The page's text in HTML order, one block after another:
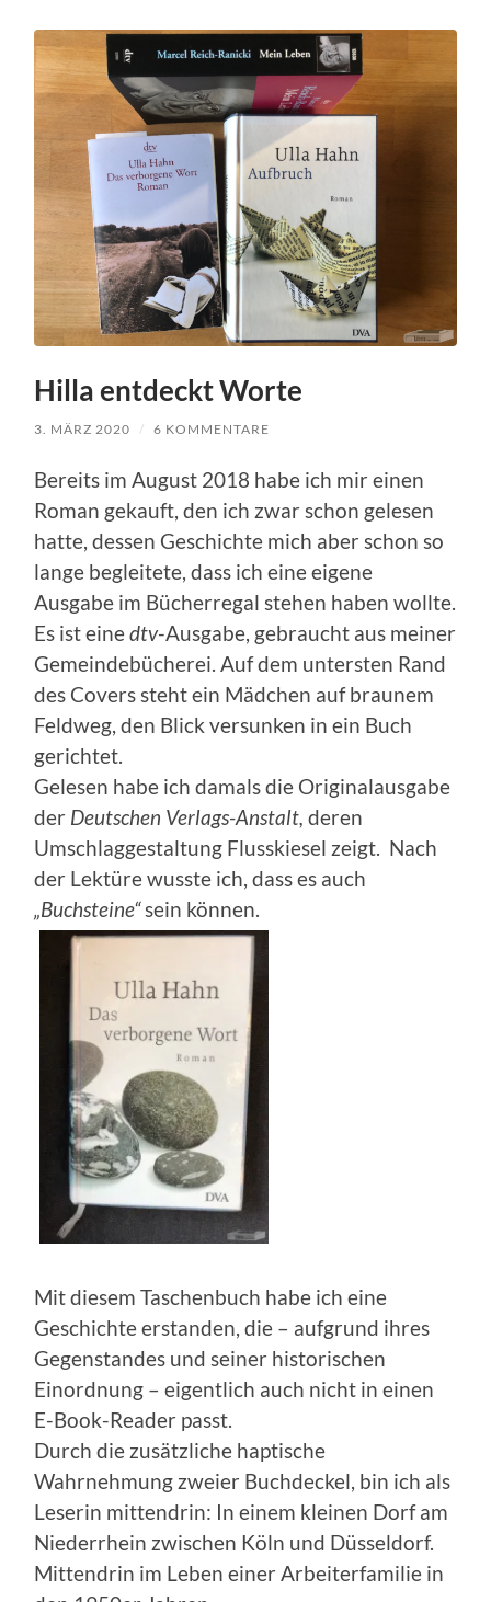
Hilla entdeckt Worte
3. MÄRZ 2020 / 6 KOMMENTARE
Bereits im August 2018 habe ich mir einen
Roman gekauft, den ich zwar schon gelesen
hatte, dessen Geschichte mich aber schon so
lange begleitete, dass ich eine eigene
Ausgabe im Bücherregal stehen haben wollte.
Es ist einedtv-Ausgabe, gebraucht aus meiner
Gemeindebücherei. Auf dem untersten Rand
des Covers steht ein Mädchen auf braunem
Feldweg, den Blick versunken in ein Buch
gerichtet.
Gelesen habe ich damals die Originalausgabe
der Deutschen Verlags-Anstalt, deren
Umschlaggestaltung Flusskiesel zeigt. Nach
der Lektüre wusste ich, dass es auch
„Buchsteine“sein können.
Mit diesem Taschenbuch habe ich eine
Geschichte erstanden, die – aufgrund ihres
Gegenstandes und seiner historischen
Einordnung – eigentlich auch nicht in einen
E-Book-Reader passt.
Durch die zusätzliche haptische
Wahrnehmung zweier Buchdeckel, bin ich als
Leserin mittendrin: In einem kleinen Dorf am
Niederrhein zwischen Köln und Düsseldorf.
Mittendrin im Leben einer Arbeiterfamilie in